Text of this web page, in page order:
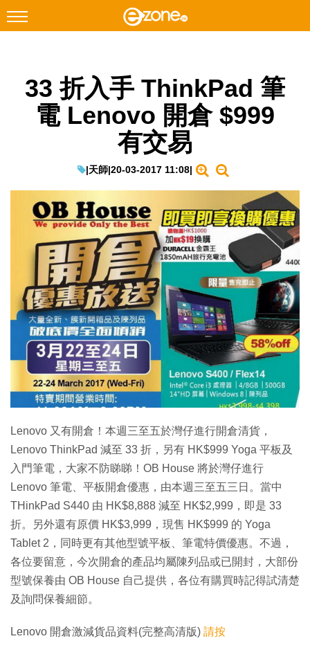
Facebook Instagram
科技焦點
教學評測
EduTech
IT Times
生成式AI與雲端應用
Enterprise Digital Transformation
33 折入手 ThinkPad 筆
電 Lenovo 開倉 $999
有交易
|天師|20-03-2017 11:08|
Lenovo 又有開倉！本週三至五於灣仔進行開倉清貨，
Lenovo ThinkPad 減至 33 折，另有 HK$999 Yoga 平板及
入門筆電，大家不防睇睇！OB House 將於灣仔進行
Lenovo 筆電、平板開倉優惠，由本週三至五三日。當中
THinkPad S440 由 HK$8,888 減至 HK$2,999，即是 33
折。另外還有原價 HK$3,999，現售 HK$999 的 Yoga
Tablet 2，同時更有其他型號平板、筆電特價優惠。不過，
各位要留意，今次開倉的產品均屬陳列品或已開封，大部份
型號保養由 OB House 自己提供，各位有購買時記得試清楚
及詢問保養細節。
Lenovo 開倉激減貨品資料(完整高清版) 請按